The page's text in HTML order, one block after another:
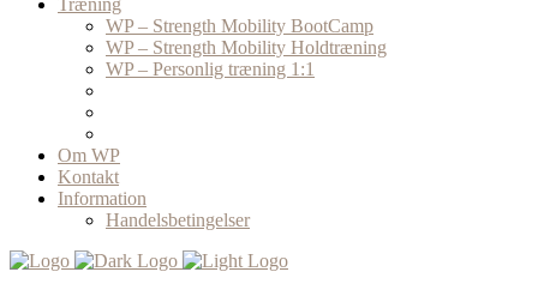
Træning
WP – Strength Mobility BootCamp
WP – Strength Mobility Holdtræning
WP – Personlig træning 1:1
Om WP
Kontakt
Information
Handelsbetingelser